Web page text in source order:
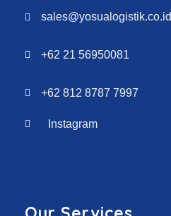
sales@yosualogistik.co.id
+62 21 56950081
+62 812 8787 7997
Instagram